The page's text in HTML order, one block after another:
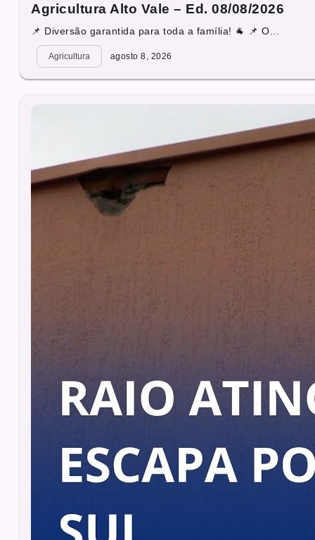
Agricultura Alto Vale – Ed. 08/08/2026
📌 Diversão garantida para toda a família! 🐐 📌 O...
Agricultura agosto 8, 2026